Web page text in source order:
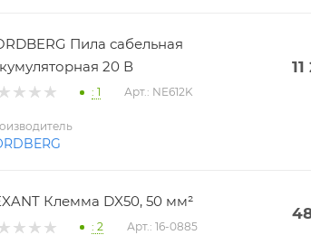
Пила сабельная
20 В
: 1 Арт.: NE612K
Клемма DX50, 50 мм²
: 2 Арт.: 16-0885